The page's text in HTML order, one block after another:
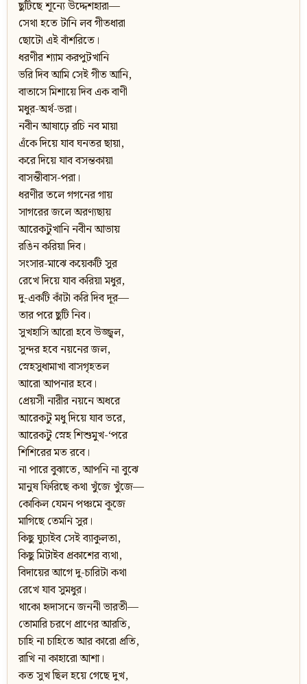
ছুটিছে শূন্যে উদ্দেশহারা—
সেথা হতে টানি লব গীতধারা
ছোটো এই বাঁশরিতে।
ধরণীর শ্যাম করপুটখানি
ভরি দিব আমি সেই গীত আনি,
বাতাসে মিশায়ে দিব এক বাণী
মধুর-অর্থ-ভরা।
নবীন আষাঢ়ে রচি নব মায়া
এঁকে দিয়ে যাব ঘনতর ছায়া,
করে দিয়ে যাব বসন্তকায়া
বাসন্তীবাস-পরা।
ধরণীর তলে গগনের গায়
সাগরের জলে অরণ্যছায়
আরেকটুখানি নবীন আভায়
রঙিন করিয়া দিব।
সংসার-মাঝে কয়েকটি সুর
রেখে দিয়ে যাব করিয়া মধুর,
দু-একটি কাঁটা করি দিব দূর—
তার পরে ছুটি নিব।
সুখহাসি আরো হবে উজ্জ্বল,
সুন্দর হবে নয়নের জল,
স্নেহসুধামাখা বাসগৃহতল
আরো আপনার হবে।
প্রেয়সী নারীর নয়নে অধরে
আরেকটু মধু দিয়ে যাব ভরে,
আরেকটু স্নেহ শিশুমুখ-‘পরে
শিশিরের মত রবে।
না পারে বুঝাতে, আপনি না বুঝে
মানুষ ফিরিছে কথা খুঁজে খুঁজে—
কোকিল যেমন পঞ্চমে কূজে
মাগিছে তেমনি সুর।
কিছু ঘুচাইব সেই ব্যাকুলতা,
কিছু মিটাইব প্রকাশের ব্যথা,
বিদায়ের আগে দু-চারিটা কথা
রেখে যাব সুমধুর।
থাকো হৃদাসনে জননী ভারতী—
তোমারি চরণে প্রাণের আরতি,
চাহি না চাহিতে আর কারো প্রতি,
রাখি না কাহারো আশা।
কত সুখ ছিল হয়ে গেছে দুখ,